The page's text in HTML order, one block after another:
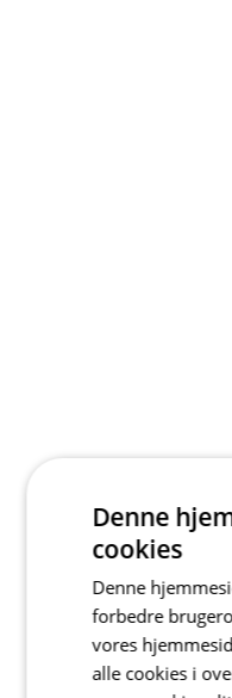
Denne
cookies
Denne
forbedre
vores
alle cookies i